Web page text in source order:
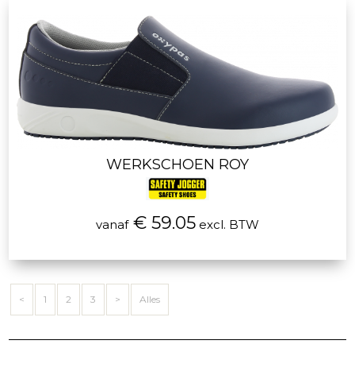
WERKSCHOEN ROY
vanaf€ 59.05 excl. BTW
< 1 2 3 > Alles